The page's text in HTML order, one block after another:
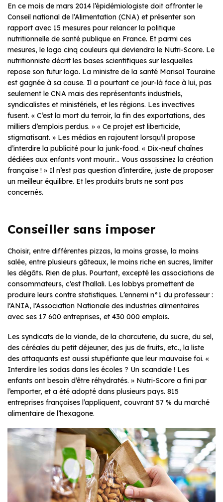
En ce mois de mars 2014 l’épidémiologiste doit affronter le
Conseil national de l’Alimentation (CNA) et présenter son
rapport avec 15 mesures pour relancer la politique
nutritionnelle de santé publique en France. Et parmi ces
mesures, le logo cinq couleurs qui deviendra le Nutri-Score. Le
nutritionniste décrit les bases scientifiques sur lesquelles
repose son futur logo. La ministre de la santé Marisol Touraine
est gagnée à sa cause. Il a pourtant ce jour-là face à lui, pas
seulement le CNA mais des représentants industriels,
syndicalistes et ministériels, et les régions. Les invectives
fusent. « C’est la mort du terroir, la fin des exportations, des
milliers d’emplois perdus. » « Ce projet est liberticide,
stigmatisant. » Les médias en rajoutent lorsqu’il propose
d’interdire la publicité pour la junk-food. « Dix-neuf chaînes
dédiées aux enfants vont mourir… Vous assassinez la création
française ! » Il n’est pas question d’interdire, juste de proposer
un meilleur équilibre. Et les produits bruts ne sont pas
concernés.
Conseiller sans imposer
Choisir, entre différentes pizzas, la moins grasse, la moins
salée, entre plusieurs gâteaux, le moins riche en sucres, limiter
les dégâts. Rien de plus. Pourtant, excepté les associations de
consommateurs, c’est l’hallali. Les lobbys promettent de
produire leurs contre statistiques. L’ennemi n°1 du professeur :
l’ANIA, l’Association Nationale des industries alimentaires
avec ses 17 600 entreprises, et 430 000 emplois.
Les syndicats de la viande, de la charcuterie, du sucre, du sel,
des céréales du petit déjeuner, des jus de fruits, etc., la liste
des attaquants est aussi stupéfiante que leur mauvaise foi. «
Interdire les sodas dans les écoles ? Un scandale ! Les
enfants ont besoin d’être réhydratés. » Nutri-Score a fini par
l’emporter, et a été adopté dans plusieurs pays. 815
entreprises françaises l’appliquent, couvrant 57 % du marché
alimentaire de l’hexagone.